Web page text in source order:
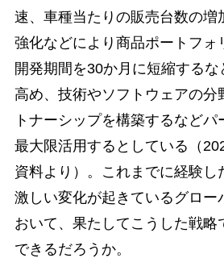
速、車種当たりの販売台数の増
強化などにより商品ポートフォ
開発期間を30か月に短縮する
高め、技術やソフトウェアの分
トナーシップを構築するなどパ
最大限活用するとしている（
資料より）。これまでに経験し
激しい変化が起きているグロー
おいて、果たしてこうした戦略
できるだろうか。